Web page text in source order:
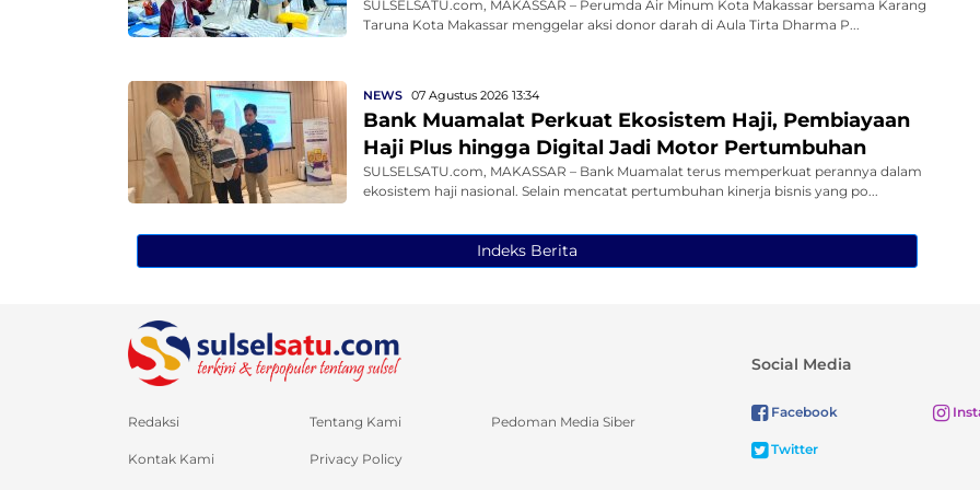
SULSELSATU.com, MAKASSAR – Perumda Air Minum Kota Makassar bersama Karang
Taruna Kota Makassar menggelar aksi donor darah di Aula Tirta Dharma P...
NEWS 07 Agustus 2026 13:34
Bank Muamalat Perkuat Ekosistem Haji, Pembiayaan
Haji Plus hingga Digital Jadi Motor Pertumbuhan
SULSELSATU.com, MAKASSAR – Bank Muamalat terus memperkuat perannya dalam
ekosistem haji nasional. Selain mencatat pertumbuhan kinerja bisnis yang po...
Indeks Berita
Redaksi Tentang Kami Pedoman Media Siber
Kontak Kami Privacy Policy
Social Media
Facebook
Twitter